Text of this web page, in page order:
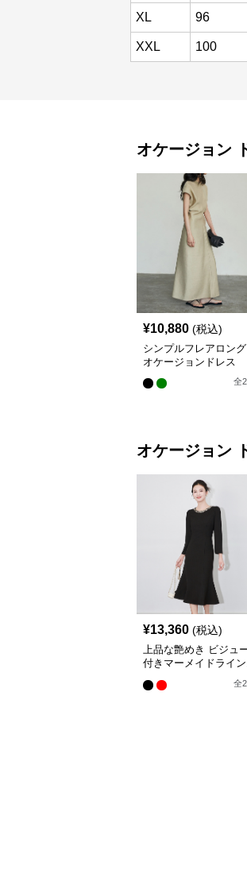
XL 96
XXL 100
オケージョン
¥10,880 (税込)
シンプルフレアロング
オケージョンドレス
全2
オケージョン
¥13,360 (税込)
上品な艶めき ビジュ
付きマーメイドライ
全2